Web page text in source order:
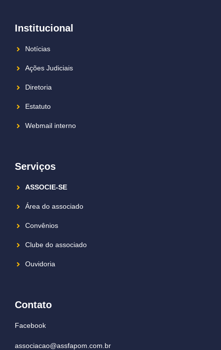
Institucional
Notícias
Ações Judiciais
Diretoria
Estatuto
Webmail interno
Serviços
ASSOCIE-SE
Área do associado
Convênios
Clube do associado
Ouvidoria
Contato
Facebook
associacao@assfapom.com.br